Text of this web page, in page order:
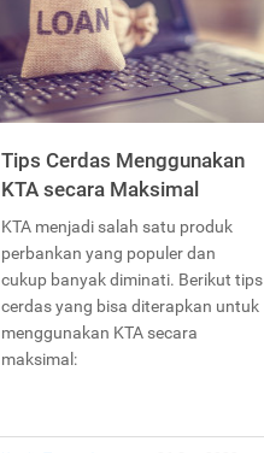
Tips Cerdas Menggunakan
KTA secara Maksimal
KTA menjadi salah satu produk
perbankan yang populer dan
cukup banyak diminati. Berikut tips
cerdas yang bisa diterapkan untuk
menggunakan KTA secara
maksimal: